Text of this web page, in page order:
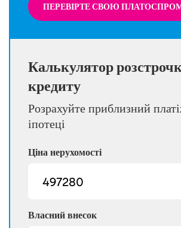
Калькулятор
кредиту
Розрахуйте приблизний
іпотеці
Ціна нерухомості
Власний внесок
ПЕРЕВІРТЕ СВОЮ